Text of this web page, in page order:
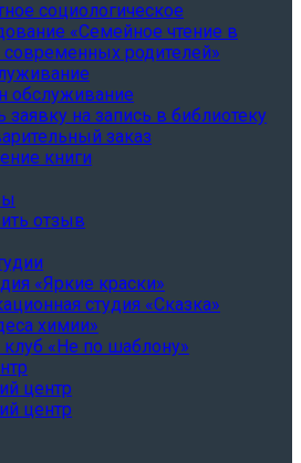
социологическое
«Семейное чтение в
родителей»
обслуживание
заявку на запись в библиотеку
заказ
книги
отзыв
«Яркие краски»
студия «Сказка»
химии»
клуб «Не по шаблону»
центр
центр